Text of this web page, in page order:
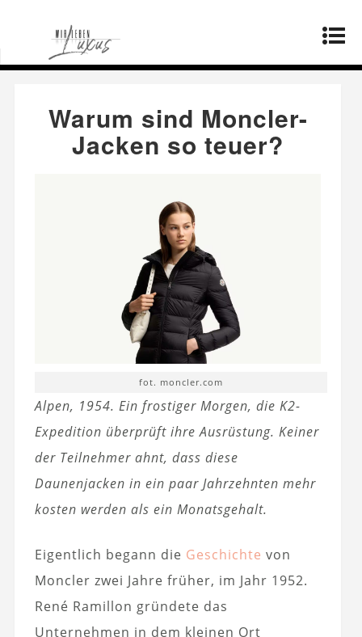
Startseite»
Warum sind Moncler-
Jacken so teuer?
Warum sind Moncler-
Jacken so teuer?
fot. moncler.com
Alpen, 1954. Ein frostiger Morgen, die K2-
Expedition überprüft ihre Ausrüstung. Keiner
der Teilnehmer ahnt, dass diese
Daunenjacken in ein paar Jahrzehnten mehr
kosten werden als ein Monatsgehalt.
Eigentlich begann die Geschichte von
Moncler zwei Jahre früher, im Jahr 1952.
René Ramillon gründete das
Unternehmen in dem kleinen Ort